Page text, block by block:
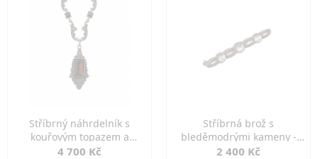
Stříbrný náhrdelník s
kouřovým topazem a
markazity
4 700 Kč
Stříbrná brož s
bleděmodrými kameny -
jemná elegance
2 400 Kč